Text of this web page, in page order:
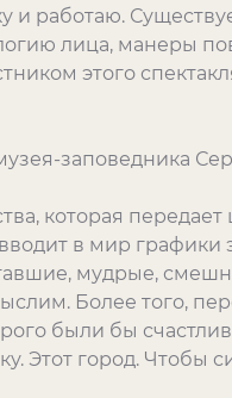
работаю.
лица, манеры
этого
заповедника
которая
в мир графики
мудрые,
Более того,
были бы
Этот город. Чтобы